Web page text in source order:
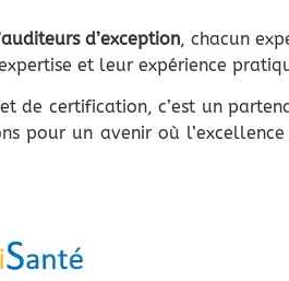
d’exception, chacun
et leur expérience
de certification, c’est un
pour un avenir où